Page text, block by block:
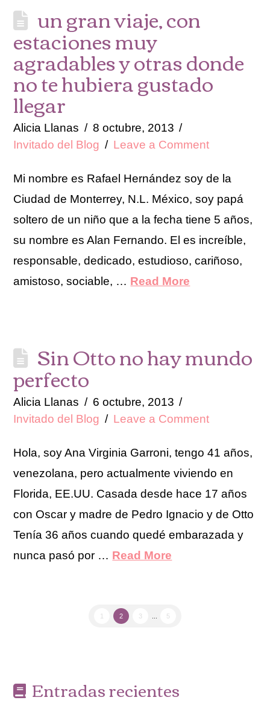
un gran viaje, con
estaciones muy
agradables y otras donde
no te hubiera gustado
llegar
Alicia Llanas
8 octubre, 2013
Invitado del Blog
Leave a Comment
Mi nombre es Rafael Hernández soy de la
Ciudad de Monterrey, N.L. México, soy papá
soltero de un niño que a la fecha tiene 5 años,
su nombre es Alan Fernando. El es increíble,
responsable, dedicado, estudioso, cariñoso,
amistoso, sociable, … Read More
Sin Otto no hay mundo
perfecto
Alicia Llanas
6 octubre, 2013
Invitado del Blog
Leave a Comment
Hola, soy Ana Virginia Garroni, tengo 41 años,
venezolana, pero actualmente viviendo en
Florida, EE.UU. Casada desde hace 17 años
con Oscar y madre de Pedro Ignacio y de Otto
Tenía 36 años cuando quedé embarazada y
nunca pasó por … Read More
1 2 3 5
Entradas recientes